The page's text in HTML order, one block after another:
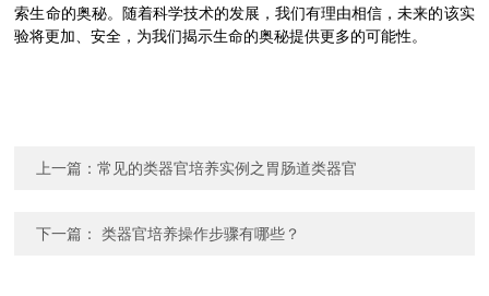
索生命的奥秘。随着科学技术的发展，我们有理由相信，未来的该实
验将更加、安全，为我们揭示生命的奥秘提供更多的可能性。
上一篇：常见的类器官培养实例之胃肠道类器官
下一篇： 类器官培养操作步骤有哪些？